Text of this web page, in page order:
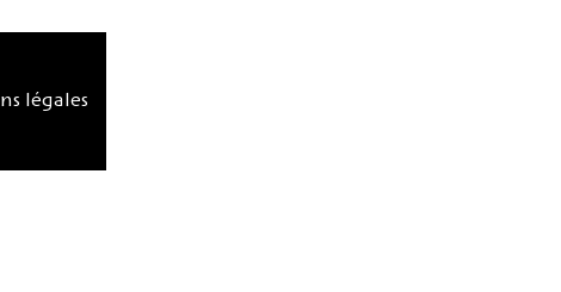
légales